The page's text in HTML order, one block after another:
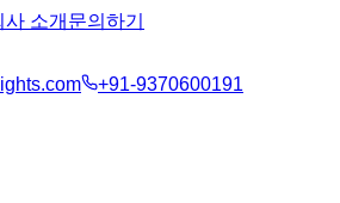
사 소개 문의하기
+91-9370600191